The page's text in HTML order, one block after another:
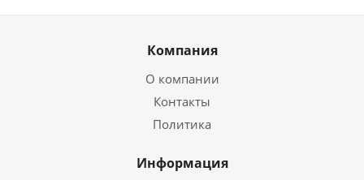
Компания
О компании
Контакты
Политика
Информация